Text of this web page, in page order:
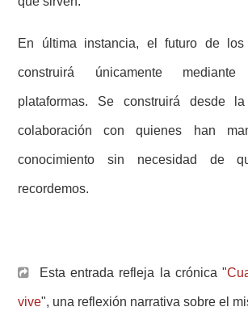
En última instancia, el futuro de
construirá únicamente
plataformas. Se construirá desde
colaboración con quienes han
conocimiento sin necesidad de
recordemos.
Esta entrada refleja la crónica "
vive", una reflexión narrativa sobre el